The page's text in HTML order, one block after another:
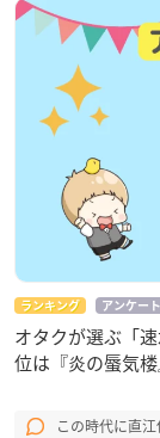
ランキング アンケート
オタクが選ぶ「
位は『炎の蜃気楼
この時代に直